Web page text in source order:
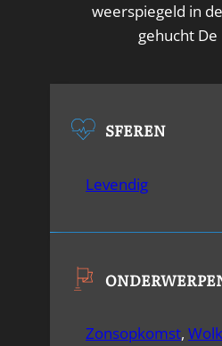
weerspiegeld in
gehucht De
SFEREN
Levendig
Zonsopkomst,